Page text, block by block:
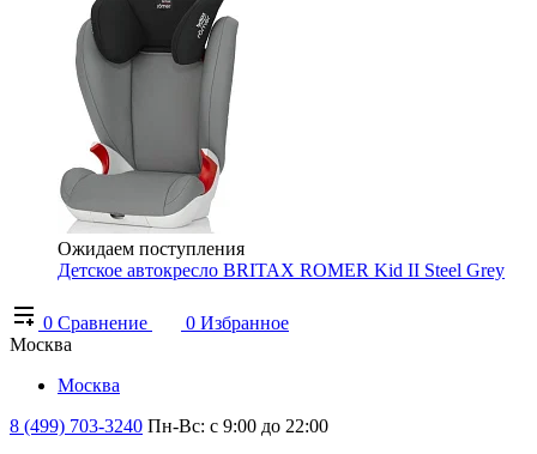
Ожидаем поступления
Детское автокресло BRITAX ROMER Kid II Steel Grey
0 Сравнение 0 Избранное
Москва
Москва
8 (499) 703-3240 Пн-Вс: с 9:00 до 22:00